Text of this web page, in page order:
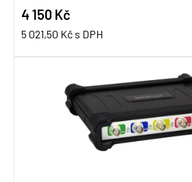
4 150 Kč
5 021,50 Kč s DPH